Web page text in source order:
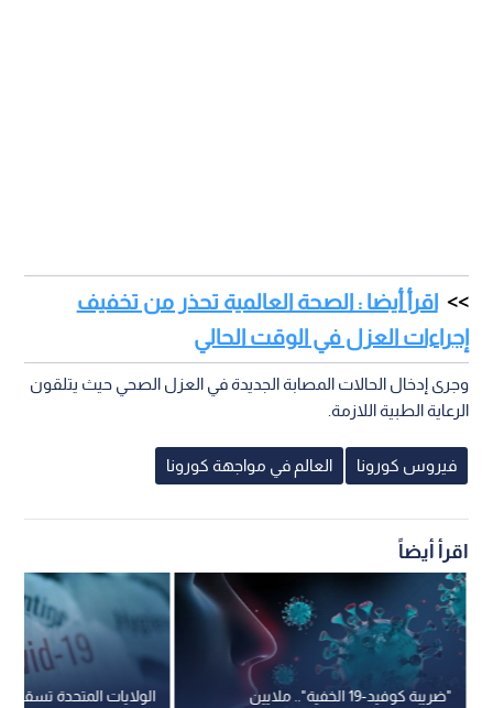
اقرأ أيضا : الصحة العالمية تحذر من تخفيف
إجراءات العزل في الوقت الحالي
وجرى إدخال الحالات المصابة الجديدة في العزل الصحي حيث يتلقون
الرعاية الطبية اللازمة.
فيروس كورونا العالم في مواجهة كورونا
اقرأ أيضاً
الولايات المتحدة تسقط
"ضريبة كوفيد-19 الخفية".. ملايين